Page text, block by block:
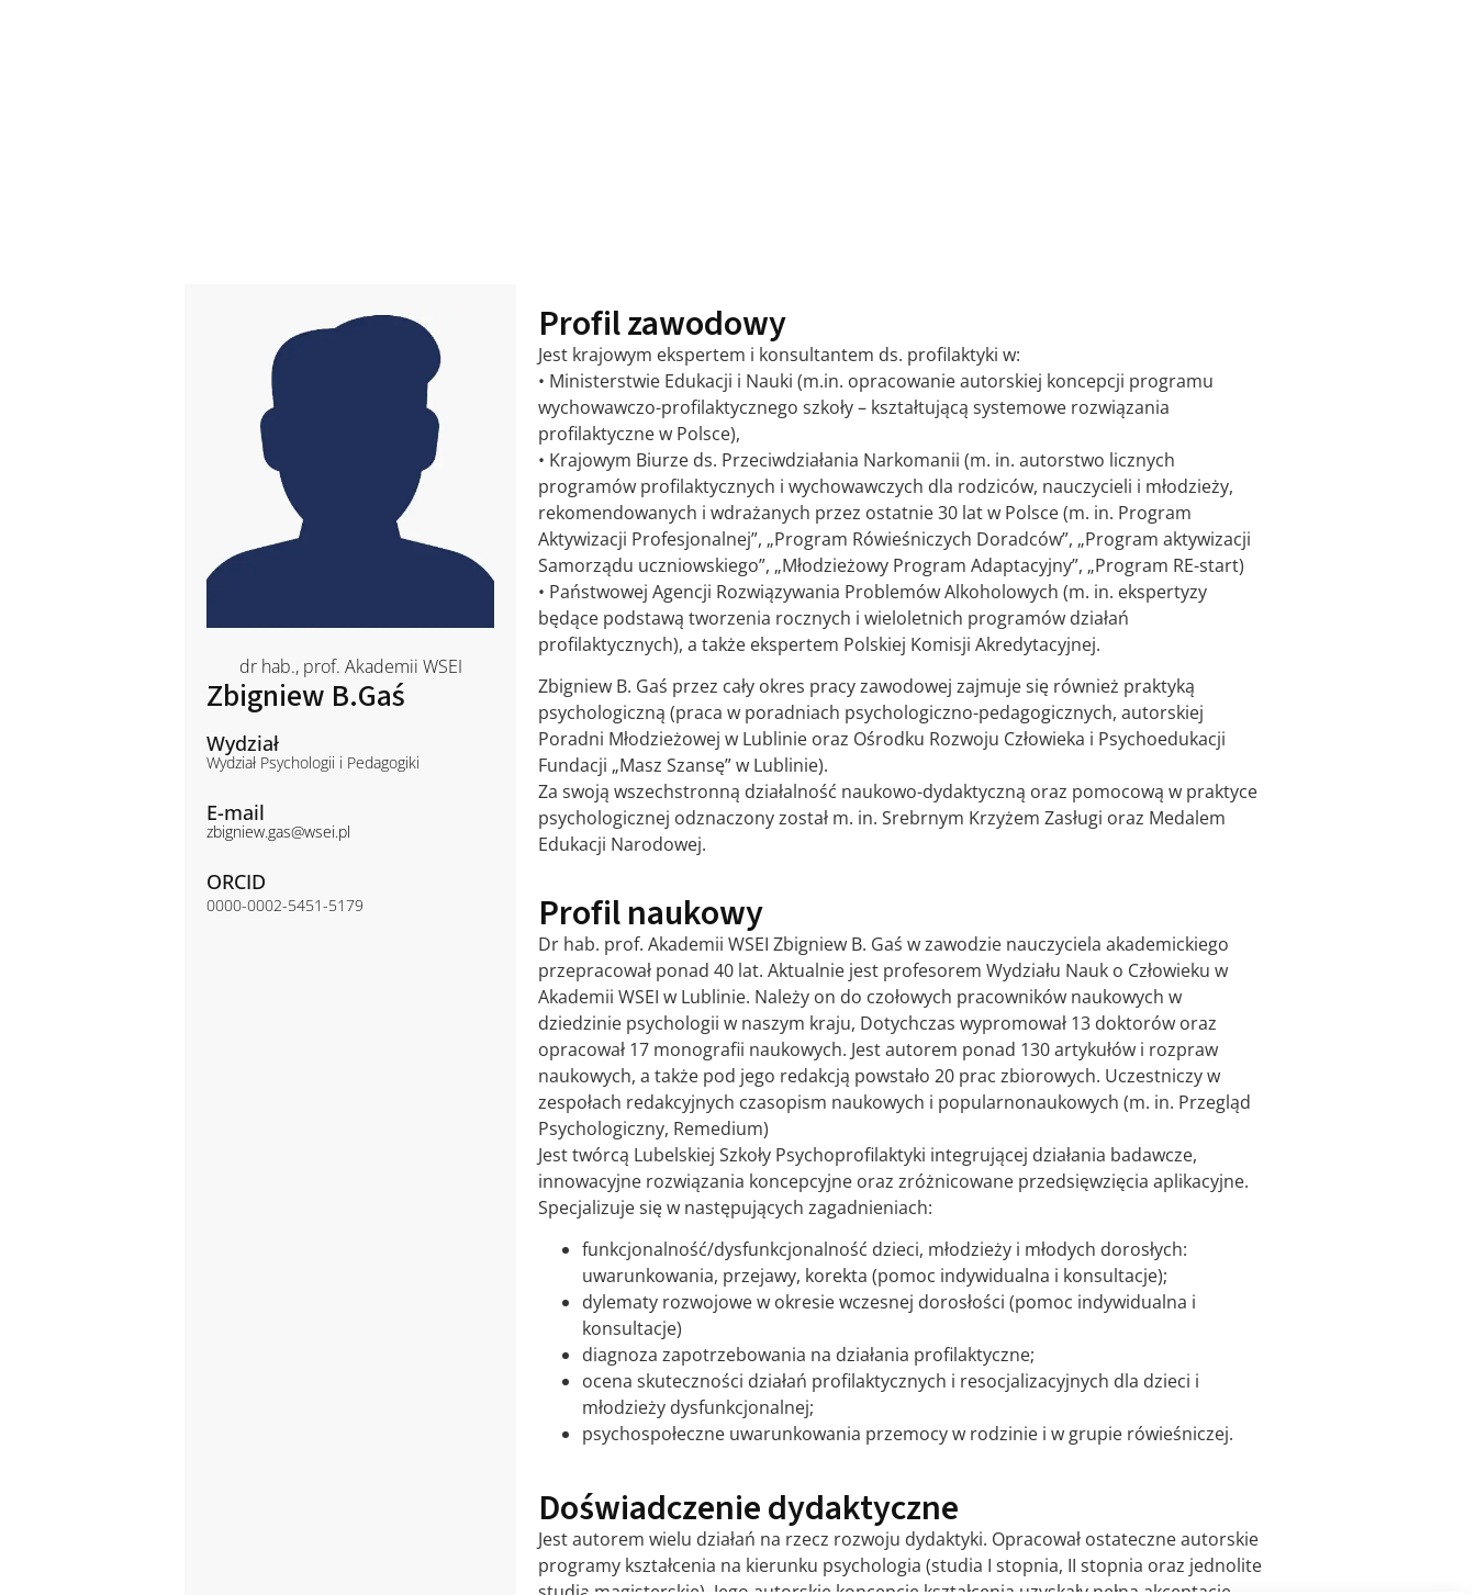
dr hab., prof. Akademii WSEI
Zbigniew B.Gaś
Wydział
Wydział Psychologii i Pedagogiki
E-mail
zbigniew.gas@wsei.pl
ORCID
0000-0002-5451-5179
Profil zawodowy
Jest krajowym ekspertem i konsultantem ds. profilaktyki w:
• Ministerstwie Edukacji i Nauki (m.in. opracowanie autorskiej koncepcji programu
wychowawczo-profilaktycznego szkoły – kształtującą systemowe rozwiązania
profilaktyczne w Polsce),
• Krajowym Biurze ds. Przeciwdziałania Narkomanii (m. in. autorstwo licznych
programów profilaktycznych i wychowawczych dla rodziców, nauczycieli i młodzieży,
rekomendowanych i wdrażanych przez ostatnie 30 lat w Polsce (m. in. Program
Aktywizacji Profesjonalnej”, „Program Rówieśniczych Doradców”, „Program aktywizacji
Samorządu uczniowskiego”, „Młodzieżowy Program Adaptacyjny”, „Program RE-start)
• Państwowej Agencji Rozwiązywania Problemów Alkoholowych (m. in. ekspertyzy
będące podstawą tworzenia rocznych i wieloletnich programów działań
profilaktycznych), a także ekspertem Polskiej Komisji Akredytacyjnej.
Zbigniew B. Gaś przez cały okres pracy zawodowej zajmuje się również praktyką
psychologiczną (praca w poradniach psychologiczno-pedagogicznych, autorskiej
Poradni Młodzieżowej w Lublinie oraz Ośrodku Rozwoju Człowieka i Psychoedukacji
Fundacji „Masz Szansę” w Lublinie).
Za swoją wszechstronną działalność naukowo-dydaktyczną oraz pomocową w praktyce
psychologicznej odznaczony został m. in. Srebrnym Krzyżem Zasługi oraz Medalem
Edukacji Narodowej.
Profil naukowy
Dr hab. prof. Akademii WSEI Zbigniew B. Gaś w zawodzie nauczyciela akademickiego
przepracował ponad 40 lat. Aktualnie jest profesorem Wydziału Nauk o Człowieku w
Akademii WSEI w Lublinie. Należy on do czołowych pracowników naukowych w
dziedzinie psychologii w naszym kraju, Dotychczas wypromował 13 doktorów oraz
opracował 17 monografii naukowych. Jest autorem ponad 130 artykułów i rozpraw
naukowych, a także pod jego redakcją powstało 20 prac zbiorowych. Uczestniczy w
zespołach redakcyjnych czasopism naukowych i popularnonaukowych (m. in. Przegląd
Psychologiczny, Remedium)
Jest twórcą Lubelskiej Szkoły Psychoprofilaktyki integrującej działania badawcze,
innowacyjne rozwiązania koncepcyjne oraz zróżnicowane przedsięwzięcia aplikacyjne.
Specjalizuje się w następujących zagadnieniach:
funkcjonalność/dysfunkcjonalność dzieci, młodzieży i młodych dorosłych:
uwarunkowania, przejawy, korekta (pomoc indywidualna i konsultacje);
dylematy rozwojowe w okresie wczesnej dorosłości (pomoc indywidualna i
konsultacje)
diagnoza zapotrzebowania na działania profilaktyczne;
ocena skuteczności działań profilaktycznych i resocjalizacyjnych dla dzieci i
młodzieży dysfunkcjonalnej;
psychospołeczne uwarunkowania przemocy w rodzinie i w grupie rówieśniczej.
Doświadczenie dydaktyczne
Jest autorem wielu działań na rzecz rozwoju dydaktyki. Opracował ostateczne autorskie
programy kształcenia na kierunku psychologia (studia I stopnia, II stopnia oraz jednolite